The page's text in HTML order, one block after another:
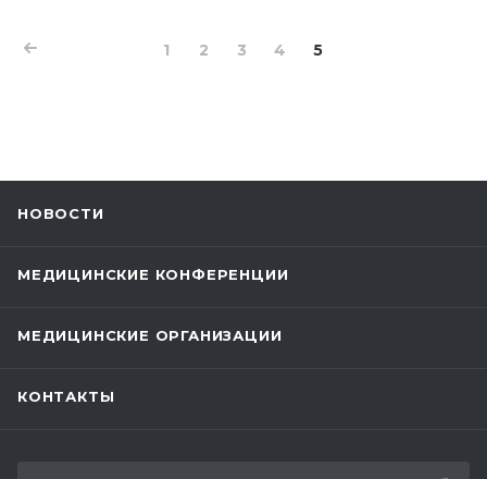
младенческой смертности и улучшению
1 2 3 4 5
НОВОСТИ
МЕДИЦИНСКИЕ КОНФЕРЕНЦИИ
МЕДИЦИНСКИЕ ОРГАНИЗАЦИИ
КОНТАКТЫ